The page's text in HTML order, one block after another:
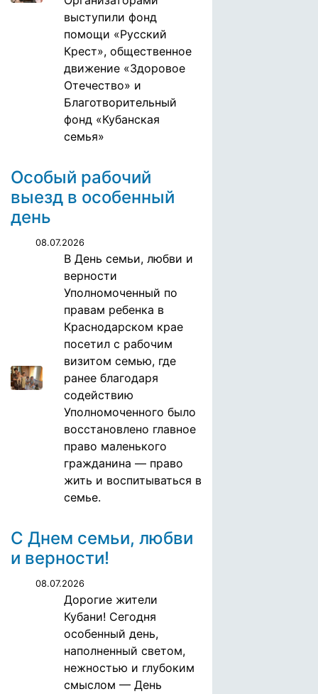
выступили фонд
помощи «Русский
Крест», общественное
движение «Здоровое
Отечество» и
Благотворительный
фонд «Кубанская
семья»
Особый рабочий
выезд в особенный
день
08.07.2026
В День семьи, любви и
верности
Уполномоченный по
правам ребенка в
Краснодарском крае
посетил с рабочим
визитом семью, где
ранее благодаря
содействию
Уполномоченного было
восстановлено главное
право маленького
гражданина — право
жить и воспитываться в
семье.
С Днем семьи, любви
и верности!
08.07.2026
Дорогие жители
Кубани! Сегодня
особенный день,
наполненный светом,
нежностью и глубоким
смыслом — День